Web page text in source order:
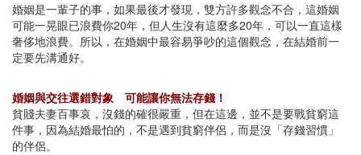
婚姻是一輩子的事，如果最後才發現，雙方許多觀念不合，這婚姻
可能一晃眼已浪費你20年，但人生沒有這麼多20年，可以一直這樣
奢侈地浪費。所以，在婚姻中最容易爭吵的這個觀念，在結婚前一
定要先溝通好。
婚姻與交往選錯對象 可能讓你無法存錢！
貧賤夫妻百事哀，沒錢的確很嚴重，但在這邊，並不是要戰貧窮這
件事，因為結婚最怕的，不是遇到貧窮伴侶，而是沒「存錢習慣」
的伴侶。